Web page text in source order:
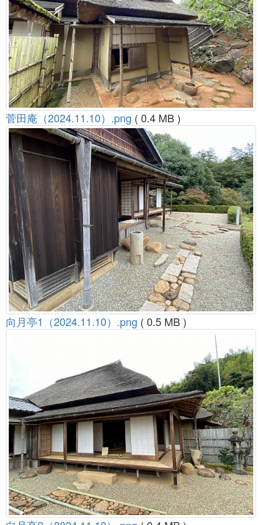
菅田庵（2024.11.10）.png ( 0.4 MB )
向月亭1（2024.11.10）.png ( 0.5 MB )